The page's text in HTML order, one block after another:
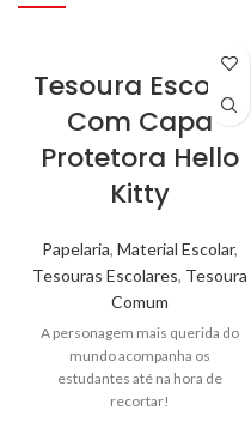
Tesoura Escolar
Com Capa
Protetora Hello
Kitty
Papelaria, Material Escolar,
Tesouras Escolares, Tesoura
Comum
A personagem mais querida do
mundo acompanha os
estudantes até na hora de
recortar!